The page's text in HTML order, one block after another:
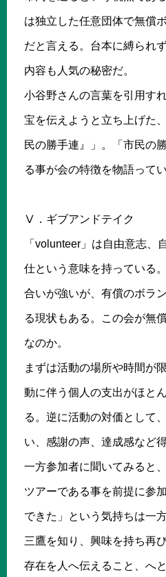
は独立した任意団体で無償
だと言える。台本に縛られ
内容も人気の秘密だ。
小谷野さんの言葉を引用す
宝を伝えようと立ち上げた
民の勝手連』」。「市民の
る事が会の特徴を物語ってい
Ⅴ．ギブアンドテイク
「volunteer」は自由意志、
仕という意味を持っている
合いが強いが、有償のボラ
る現状もある。この会が無
なのか。
まずは活動の場所や時間が
動に伴う個人の支出がほと
る。逆に活動の対価として
い、感謝の声、達成感など
一方参加者に聞いてみると
ツアーである事を前提に参
できた」という気持ちは一
三鷹を知り、興味を持ち再
存在を人へ伝えること、へ